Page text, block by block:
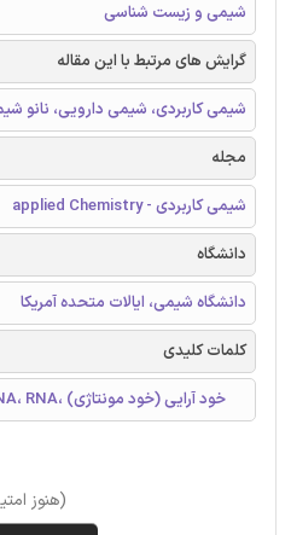
شیمی و زیست شناسی
گرایش های مرتبط با این مقاله
شیمی کاربردی، شیمی دارویی، نانو
مجله
شیمی کاربردی - applied Chemistry
دانشگاه
دانشگاه شیمی، ایالات متحده آمریکا
کلمات کلیدی
DNA کاتالیتیک، نانوتکنولوژی DNA، RNA، خود آرایی (خود مونتاژی)
(هنوز